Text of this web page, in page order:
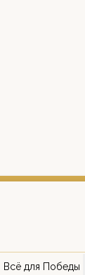
Всё для Победы